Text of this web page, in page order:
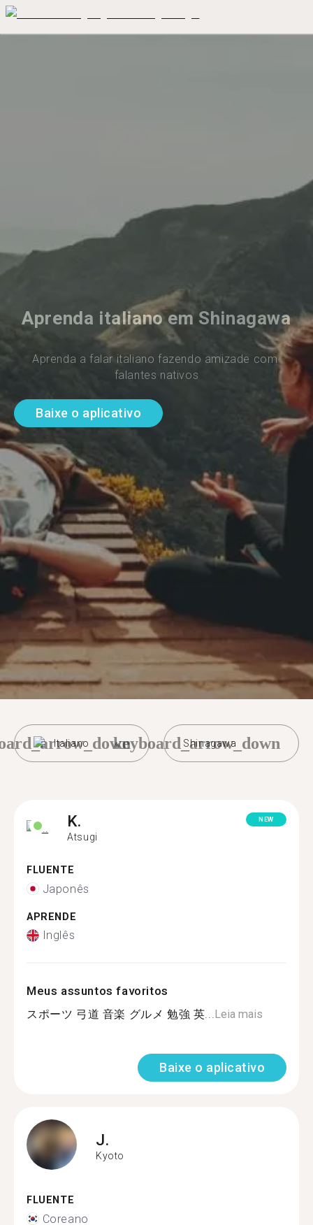
Aprenda italiano em Shinagawa
Aprenda a falar italiano fazendo amizade com
falantes nativos
Baixe o aplicativo
Italiano Shinagawa
keyboard_arrow_down
K.
Atsugi
NEW
FLUENTE
Japonês
APRENDE
Inglês
Meus assuntos favoritos
スポーツ 弓道 音楽 グルメ 勉強 英...Leia mais
Baixe o aplicativo
J.
Kyoto
FLUENTE
Coreano